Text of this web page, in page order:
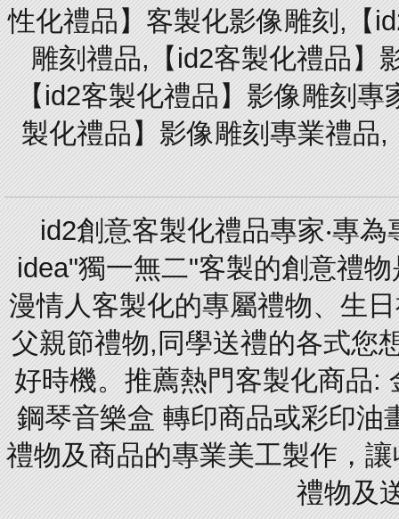
性化禮品】客製化影像雕刻,【
雕刻禮品,【id2客製化禮品】
【id2客製化禮品】影像雕刻
製化禮品】影像雕刻專業禮品
id2創意客製化禮品專家‧專
idea"獨一無二"客製的創意禮
漫情人客製化的專屬禮物、生
父親節禮物,同學送禮的各式您
好時機。推薦熱門客製化商品:
鋼琴音樂盒 轉印商品或彩印油
禮物及商品的專業美工製作，
禮物及